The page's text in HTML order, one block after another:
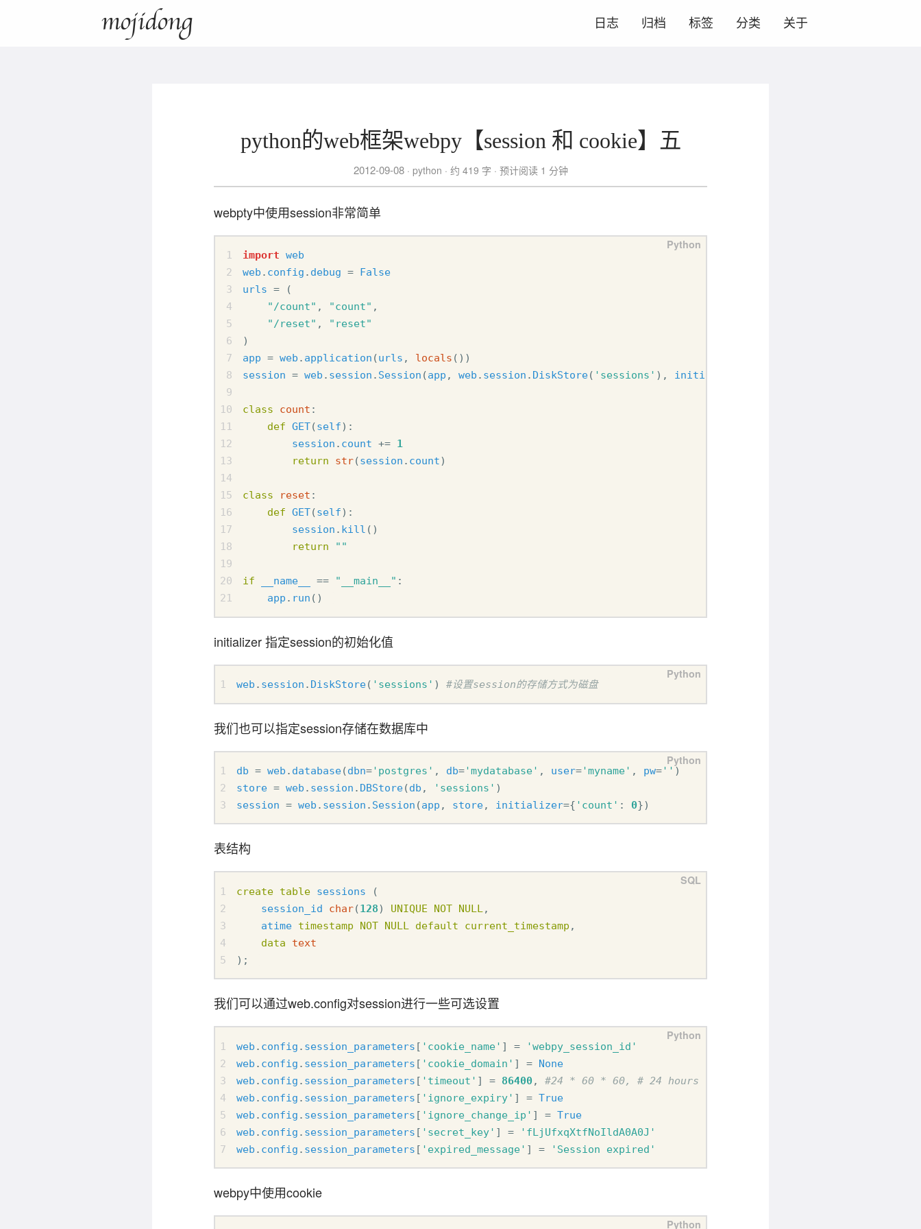
mojidong 日志 归档 标签 分类 关于
python的web框架webpy【session 和 cookie】五
2012-09-08 python 约 419 字 预计阅读 1 分钟
webpty中使用session非常简单
import web
web . config . debug = False
urls =
(
"/count" , "count" ,
"/reset" ,
"reset"
)
app = web . application (urls , locals ())
session = web . session . Session (app , web . session . DiskStore( 'sessions' ), initializer
class count :
def GET(self):
session . count += 1
return
str(session . count)
class reset :
def GET(self):
session . kill ()
return
""
if __name__ == "__main__" :
app . run ()
initializer 指定session的初始化值
web . session . DiskStore( 'sessions' ) #设置session的存储方式为磁盘
我们也可以指定session存储在数据库中
db = web . database(dbn='postgres' , db='mydatabase' , user='myname' , pw='' )
store = web . session . DBStore(db , 'sessions' )
session = web . session . Session (app , store, initializer={ 'count' : 0})
表结构
create table sessions
(
session_id
char(128) UNIQUE NOT NULL ,
atime timestamp NOT NULL default current_timestamp ,
data
text
);
我们可以通过web.config对session进行一些可选设置
web . config . session_parameters [ 'cookie_name' ] =
'webpy_session_id'
web . config . session_parameters [ 'cookie_domain' ] = None
web . config . session_parameters [ 'timeout' ] = 86400,
#24 * 60 * 60, # 24 hours   in seconds
web . config . session_parameters [ 'ignore_expiry' ] = True
web . config . session_parameters [ 'ignore_change_ip' ] = True
web . config . session_parameters [ 'secret_key' ] =
'fLjUfxqXtfNoIldA0A0J'
web . config . session_parameters [ 'expired_message' ] = 'Session expired'
webpy中使用cookie